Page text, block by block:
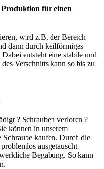
Produktion für einen
wird z.B. der Bereich
dann durch keilförmiges
entsteht eine stabile und
Verschnitts kann so bis zu
? Schrauben verloren ?
können in unserem
Schraube kaufen. Durch die
ausgetauscht
Begabung. So kann